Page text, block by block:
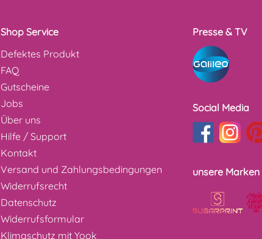
Shop Service
Defektes Produkt
FAQ
Gutscheine
Jobs
Über uns
Hilfe / Support
Kontakt
Versand und Zahlungsbedingungen
Widerrufsrecht
Datenschutz
Widerrufsformular
Klimaschutz mit Yook
Presse & TV
Social Media
unsere Marken